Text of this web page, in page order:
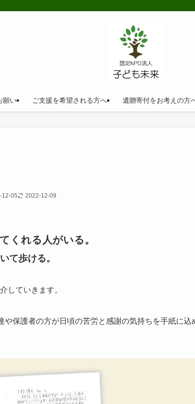
願い ご支援を希望される方へ 遺贈寄付をお考えの方
12-05 2022-12-09
くれる人がいる。
て歩ける。
していきます。
や保護者の方が日頃の苦労と感謝の気持ちを手紙に込